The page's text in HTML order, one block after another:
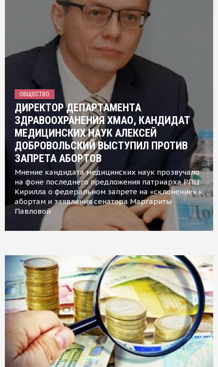
ОБЩЕСТВО
ДИРЕКТОР ДЕПАРТАМЕНТА
ЗДРАВООХРАНЕНИЯ ХМАО, КАНДИДАТ
МЕДИЦИНСКИХ НАУК АЛЕКСЕЙ
ДОБРОВОЛЬСКИЙ ВЫСТУПИЛ ПРОТИВ
ЗАПРЕТА АБОРТОВ
Мнение кандидата медицинских наук прозвучало
на фоне последнего предложения патриарха РПЦ
Кирилла о федеральном запрете на «склонение» к
абортам и заявления сенатора Маргариты
Павловой